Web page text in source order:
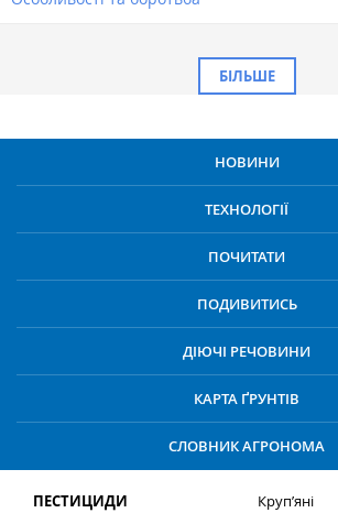
БІЛЬШЕ
НОВИНИ
ТЕХНОЛОГІЇ
ПОЧИТАТИ
ПОДИВИТИСЬ
ДІЮЧІ РЕЧОВИНИ
КАРТА ҐРУНТІВ
СЛОВНИК АГРОНОМА
ПЕСТИЦИДИ
Круп’яні